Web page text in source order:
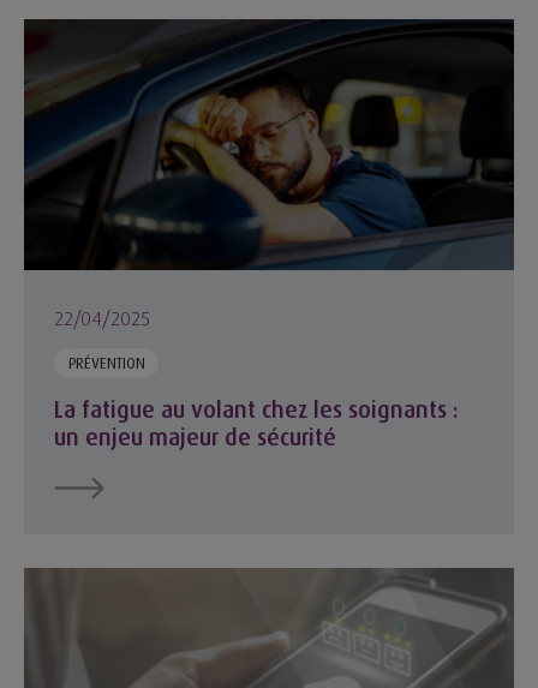
La fatigue au volant chez les soignants : un enjeu majeur
22/04/2025
PRÉVENTION
La fatigue au volant chez les soignants :
un enjeu majeur de sécurité
Le groupe MACSF donne la parole à ses sociétaires